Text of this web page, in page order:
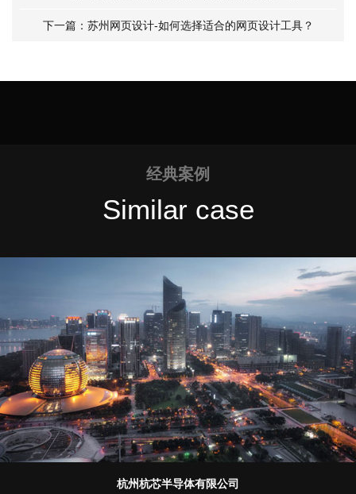
下一篇：苏州网页设计-如何选择适合的网页设计工具？
经典案例
Similar case
杭州杭芯半导体有限公司